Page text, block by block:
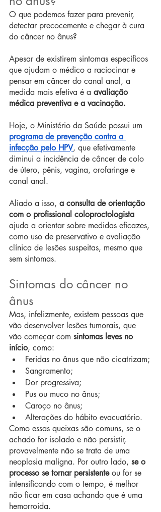
O que podemos fazer para prevenir,
detectar precocemente e chegar à cura
do câncer no ânus?
Apesar de existirem sintomas específicos
que ajudam o médico a raciocinar e
pensar em câncer do canal anal, a
medida mais efetiva é a avaliação
médica preventiva e a vacinação.
Hoje, o Ministério da Saúde possui um
programa de prevenção contra a
infecção pelo HPV, que efetivamente
diminui a incidência de câncer de colo
de útero, pênis, vagina, orofaringe e
canal anal.
Aliado a isso, a consulta de orientação
com o profissional coloproctologista
ajuda a orientar sobre medidas eficazes,
como uso de preservativo e avaliação
clínica de lesões suspeitas, mesmo que
sem sintomas.
Sintomas do câncer no
ânus
Mas, infelizmente, existem pessoas que
vão desenvolver lesões tumorais, que
vão começar com sintomas leves no
início, como:
Feridas no ânus que não cicatrizam;
Sangramento;
Dor progressiva;
Pus ou muco no ânus;
Caroço no ânus;
Alterações do hábito evacuatório.
Como essas queixas são comuns, se o
achado for isolado e não persistir,
provavelmente não se trata de uma
neoplasia maligna. Por outro lado, se o
processo se tornar persistente ou for se
intensificando com o tempo, é melhor
não ficar em casa achando que é uma
hemorroida.